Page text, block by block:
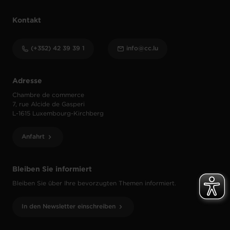
Bleiben Sie informiert
Bleiben Sie über Ihre bevorzugten Themen informiert.
In den Newsletter einschreiben
Adresse
Chambre de commerce
7, rue Alcide de Gasperi
L-1615 Luxembourg-Kirchberg
Anfahrt
Kontakt
(+352) 42 39 39 1 info@cc.lu